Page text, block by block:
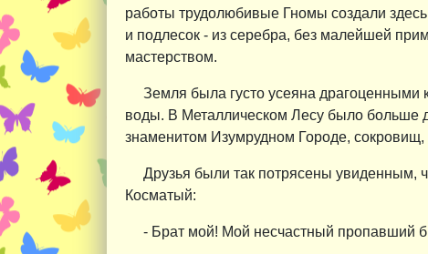
работы трудолюбивые Гномы создали
и подлесок - из серебра, без малейшей
мастерством.
Земля была густо усеяна
воды. В Металлическом Лесу было больше
знаменитом Изумрудном Городе,
Друзья были так потрясены увиденным,
Косматый:
- Брат мой! Мой несчастный пропавший